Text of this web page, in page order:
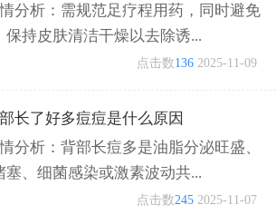
分析：需规范足疗程用药，同时避免
保持皮肤清洁干燥以去除诱...
点击数136 2025-11-09
长了好多痘痘是什么原因
分析：背部长痘多是油脂分泌旺盛、
塞、细菌感染或激素波动共...
点击数245 2025-11-07